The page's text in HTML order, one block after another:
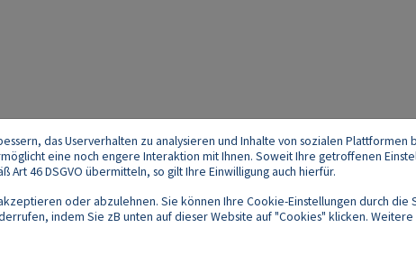
das Userverhalten zu analysieren und Inhalte von sozialen Plattformen
eine noch engere Interaktion mit Ihnen. Soweit Ihre getroffenen
Art 46 DSGVO übermitteln, so gilt Ihre Einwilligung auch hierfür.
oder abzulehnen. Sie können Ihre Cookie-Einstellungen durch
indem Sie zB unten auf dieser Website auf "Cookies" klicken.